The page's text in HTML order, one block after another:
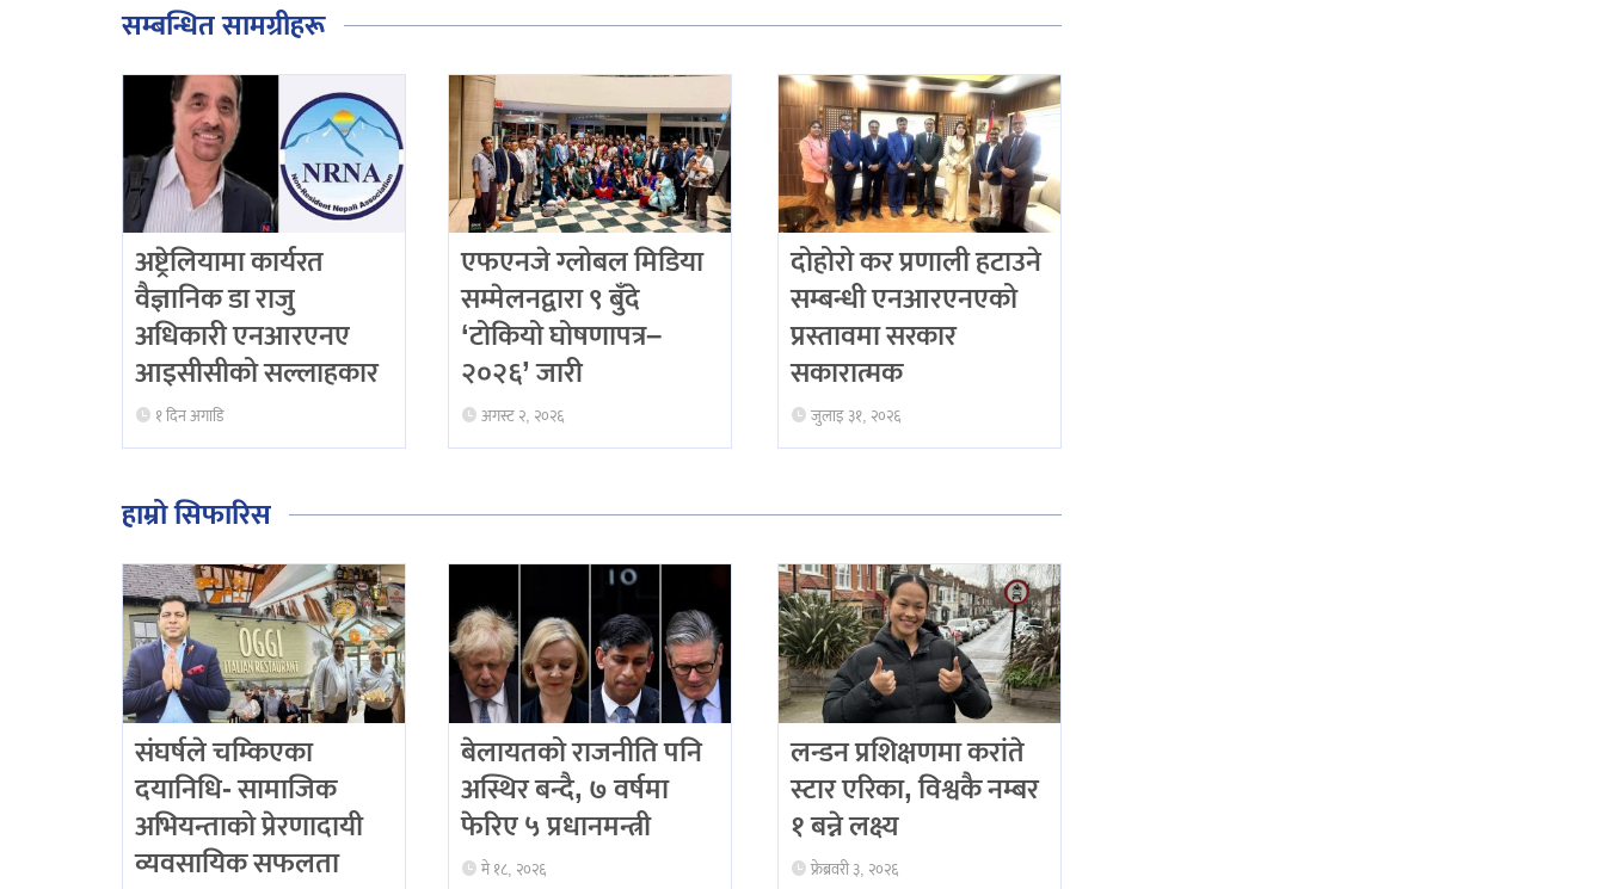
सम्बन्धित सामग्रीहरू
अष्ट्रेलियामा कार्यरत
वैज्ञानिक डा राजु
अधिकारी एनआरएनए
आइसीसीको सल्लाहकार
१ दिन अगाडि
एफएनजे ग्लोबल मिडिया
सम्मेलनद्वारा ९ बुँदे
‘टोकियो घोषणापत्र–
२०२६’ जारी
अगस्ट २, २०२६
दोहोरो कर प्रणाली हटाउने
सम्बन्धी एनआरएनएको
प्रस्तावमा सरकार
सकारात्मक
जुलाइ ३१, २०२६
हाम्रो सिफारिस
संघर्षले चम्किएका
दयानिधि- सामाजिक
अभियन्ताको प्रेरणादायी
व्यवसायिक सफलता
बेलायतको राजनीति पनि
अस्थिर बन्दै, ७ वर्षमा
फेरिए ५ प्रधानमन्त्री
मे १८, २०२६
लन्डन प्रशिक्षणमा करांते
स्टार एरिका, विश्वकै नम्बर
१ बन्ने लक्ष्य
फ्रेब्रवरी ३, २०२६